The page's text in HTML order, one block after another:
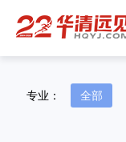
专业： 全部